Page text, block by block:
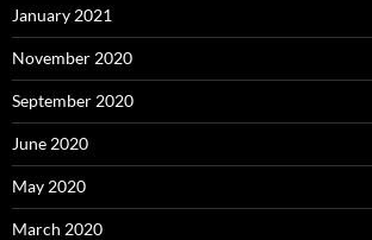
January 2021
November 2020
September 2020
June 2020
May 2020
March 2020